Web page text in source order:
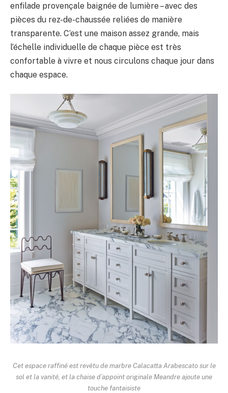
enfilade provençale baignée de lumière – avec des
pièces du rez-de-chaussée reliées de manière
transparente. C’est une maison assez grande, mais
l’échelle individuelle de chaque pièce est très
confortable à vivre et nous circulons chaque jour dans
chaque espace.
Cet espace raffiné est revêtu de marbre Calacatta Arabescato sur le
sol et la vanité, et la chaise d’appoint originale Meandre ajoute une
touche fantaisiste